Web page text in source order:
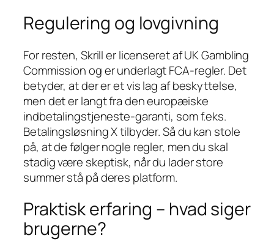
Regulering og lovgivning
For resten, Skrill er licenseret af UK Gambling
Commission og er underlagt FCA‑regler. Det
betyder, at der er et vis lag af beskyttelse,
men det er langt fra den europæiske
indbetalingstjeneste‑garanti, som f.eks.
Betalingsløsning X tilbyder. Så du kan stole
på, at de følger nogle regler, men du skal
stadig være skeptisk, når du lader store
summer stå på deres platform.
Praktisk erfaring – hvad siger
brugerne?